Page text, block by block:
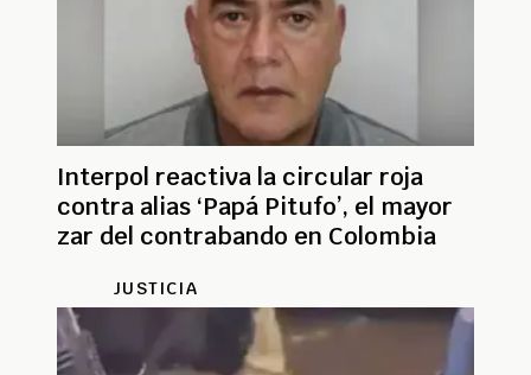
Interpol reactiva la circular roja
contra alias ‘Papá Pitufo’, el mayor
zar del contrabando en Colombia
JUSTICIA